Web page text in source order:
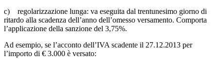
c) regolarizzazione lunga: va eseguita dal trentunesimo giorno di
ritardo alla scadenza dell’anno dell’omesso versamento. Comporta
l’applicazione della sanzione del 3,75%.
Ad esempio, se l’acconto dell’IVA scadente il 27.12.2013 per
l’importo di € 3.000 è versato: